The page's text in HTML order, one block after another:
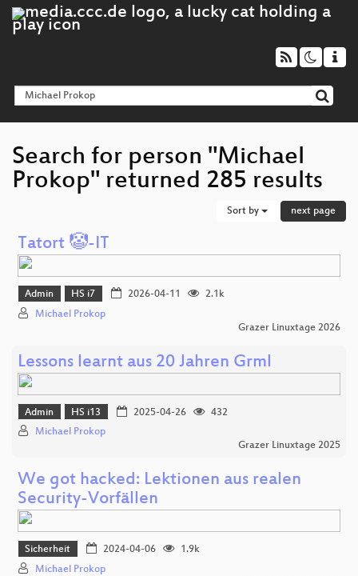
Search for person "Michael
Prokop" returned 285 results
Sort by next page
Tatort 🤡-IT
Admin HS i7 2026-04-11
2.1k
Michael Prokop
Grazer Linuxtage 2026
Lessons learnt aus 20 Jahren Grml
Admin HS i13 2025-04-26
432
Michael Prokop
Grazer Linuxtage 2025
We got hacked: Lektionen aus realen
Security-Vorfällen
Sicherheit 2024-04-06
1.9k
Michael Prokop